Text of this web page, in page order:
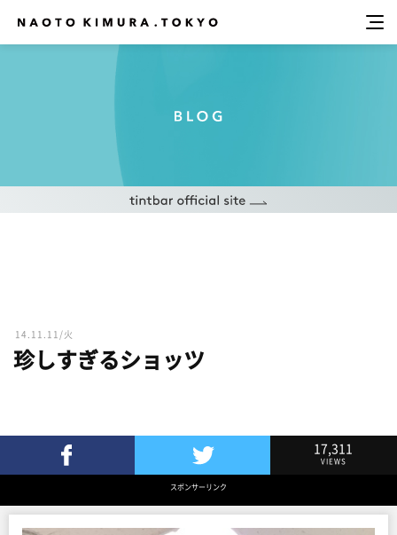
14.11.11/火
珍しすぎるショッツ
Twitterでツイート
17,311
VIEWS
スポンサーリンク